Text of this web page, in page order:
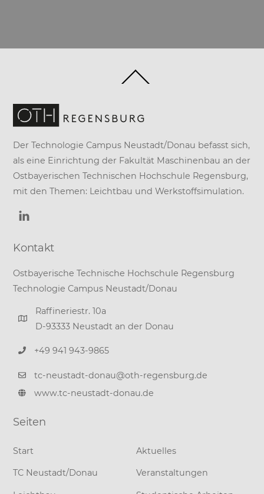
To
Der Technologie Campus Neustadt/Donau befasst sich,
als eine Einrichtung der Fakultät Maschinenbau an der
Ostbayerischen Technischen Hochschule Regensburg,
mit den Themen: Leichtbau und Werkstoffsimulation.
Kontakt
Ostbayerische Technische Hochschule Regensburg
Technologie Campus Neustadt/Donau
Raffineriestr. 10a
D-93333 Neustadt an der Donau
+49 941 943-9865
tc-neustadt-donau@oth-regensburg.de
www.tc-neustadt-donau.de
Seiten
Start
TC Neustadt/Donau
Aktuelles
Veranstaltungen